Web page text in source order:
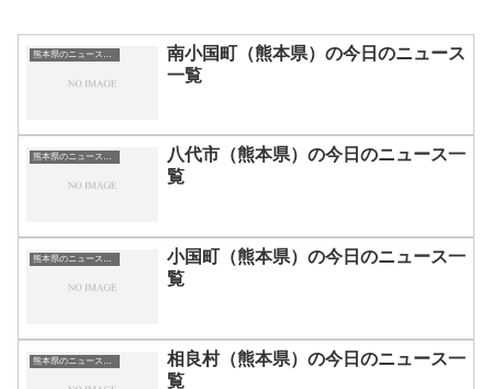
熊本県のニュース一覧
南小国町（熊本県）の今日のニュース
一覧
熊本県のニュース一覧
八代市（熊本県）の今日のニュース一
覧
熊本県のニュース一覧
小国町（熊本県）の今日のニュース一
覧
熊本県のニュース一覧
相良村（熊本県）の今日のニュース一
覧